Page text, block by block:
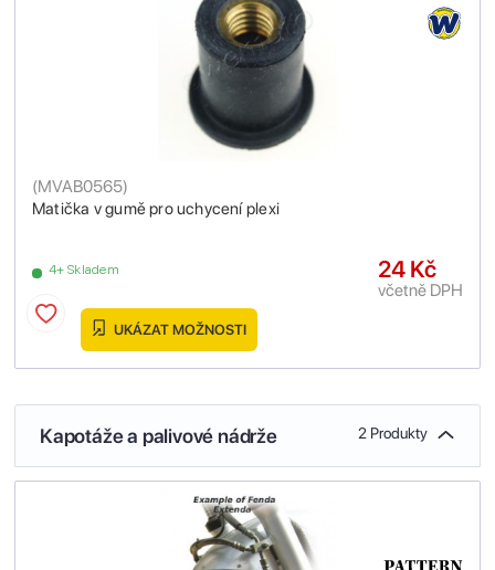
Matička v gumě pro uchycení plexi
(MVAB0565)
4+ Skladem 24 Kč
včetně DPH
UKÁZAT MOŽNOSTI
Kapotáže a palivové nádrže 2 Produkty